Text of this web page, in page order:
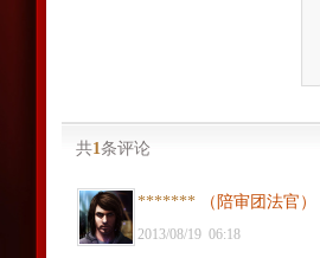
共1条评论
******* （陪审团法官）
2013/08/19 06:18